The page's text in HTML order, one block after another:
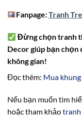
Fanpage:Tranh
Đừng chọn tranh
Decor giúp bạn chọn
không gian!
Đọc thêm: Mua
Nếu bạn muốn tìm
hoặc tham khảo